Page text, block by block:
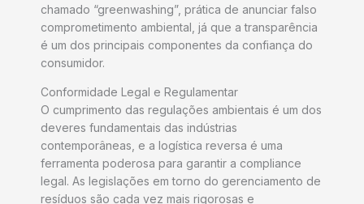
chamado “greenwashing”, prática de anunciar falso
comprometimento ambiental, já que a transparência
é um dos principais componentes da confiança do
consumidor.
Conformidade Legal e Regulamentar
O cumprimento das regulações ambientais é um dos
deveres fundamentais das indústrias
contemporâneas, e a logística reversa é uma
ferramenta poderosa para garantir a compliance
legal. As legislações em torno do gerenciamento de
resíduos são cada vez mais rigorosas e